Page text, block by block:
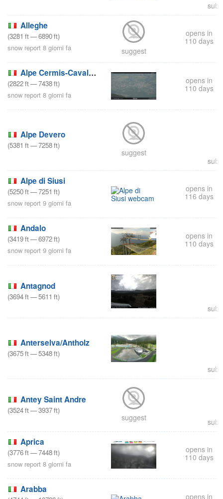
Alleghe
(3281 ft—6890ft)
snow report 8 giorni fa
suggest
opens in
110 days
Alpe Cermis-Cavalese
(2822ft—7438ft)
snow report 8 giorni fa
opens in
110 days
Alpe Devero
(5381 ft—7258ft)
suggest
Alpe di Siusi
(5250ft—7251 ft)
snow report 9 giorni fa
opens in
116 days
Andalo
(3419ft—6972ft)
snow report 9 giorni fa
opens in
110 days
Antagnod
(3694ft—5611 ft)
Anterselva/Antholz
(3675ft—5348ft)
Antey Saint Andre
(3524ft—3937ft)
suggest
Aprica
(3776ft—7448ft)
snow report 8 giorni fa
opens in
110 days
Arabba
opens in